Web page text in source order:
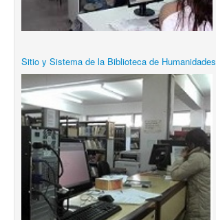
Sitio y Sistema de la Biblioteca de Humanidades